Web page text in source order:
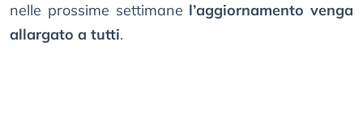
nelle prossime settimane l’aggiornamento venga
allargato a tutti.